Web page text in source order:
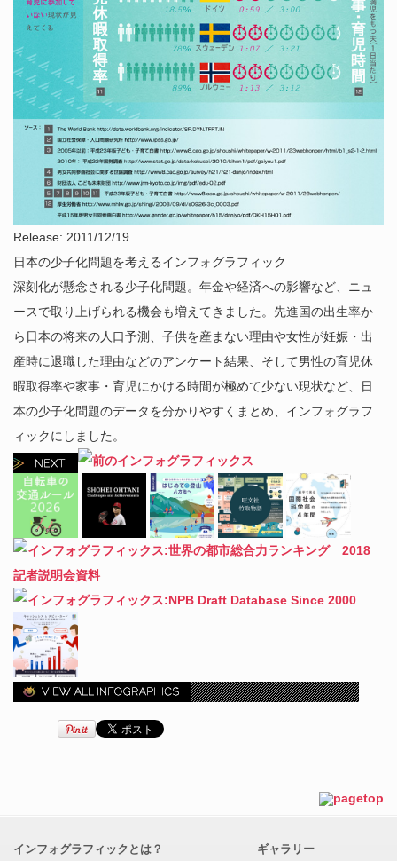
Release: 2011/12/19
日本の少子化問題を考えるインフォグラフィック
深刻化が懸念される少子化問題。年金や経済への影響など、ニュ
ースで取り上げられる機会も増えてきました。先進国の出生率か
ら日本の将来の人口予測、子供を産まない理由や女性が妊娠・出
産時に退職した理由などのアンケート結果、そして男性の育児休
暇取得率や家事・育児にかける時間が極めて少ない現状など、日
本の少子化問題のデータを分かりやすくまとめ、インフォグラフ
ィックにしました。
インフォグラフィックとは？ ギャラリー